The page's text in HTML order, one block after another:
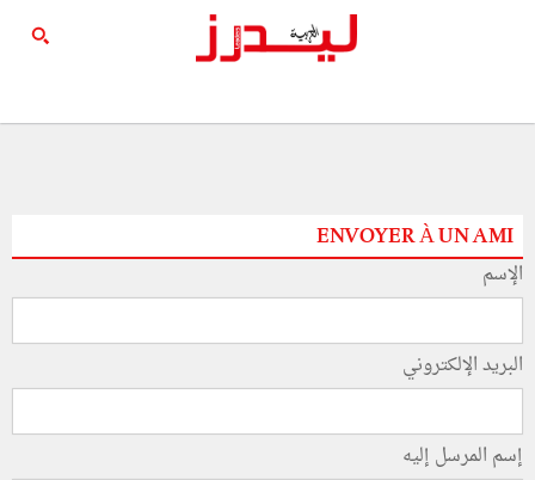
ENVOYER À UN AMI
الإسم
البريد الإلكتروني
إسم المرسل إليه